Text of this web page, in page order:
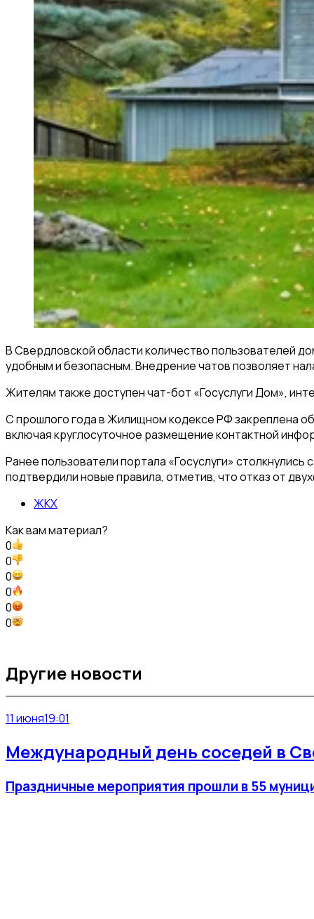
В Свердловской области количество пользователей
удобным и безопасным. Внедрение чатов позволяет
Жителям также доступен чат-бот «Госуслуги Дом»,
С прошлого года в Жилищном кодексе РФ закреплена
включая круглосуточное размещение контактной
Ранее пользователи портала «Госуслуги»
подтвердили новые правила, отметив, что отказ от
ЖКХ
Как вам материал?
0
0
0
0
0
0
Другие новости
11 июня19:01
Международный день соседей в
Праздничные мероприятия прошли в 55